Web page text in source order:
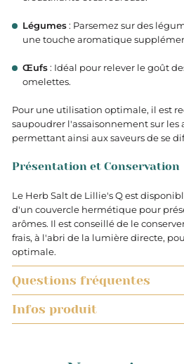
Légumes: Parsemez sur des
une touche aromatique
Œufs: Idéal pour relever le goût
omelettes.
Pour une utilisation optimale, il est
saupoudrer l'assaisonnement sur les
permettant ainsi aux saveurs de se
Présentation et Conservation
Le Herb Salt de Lillie's Q est
d'un couvercle hermétique pour
arômes. Il est conseillé de le
frais, à l'abri de la lumière directe,
optimale.
Questions fréquentes
QUELS SONT LES DÉLAIS DE
Infos produit